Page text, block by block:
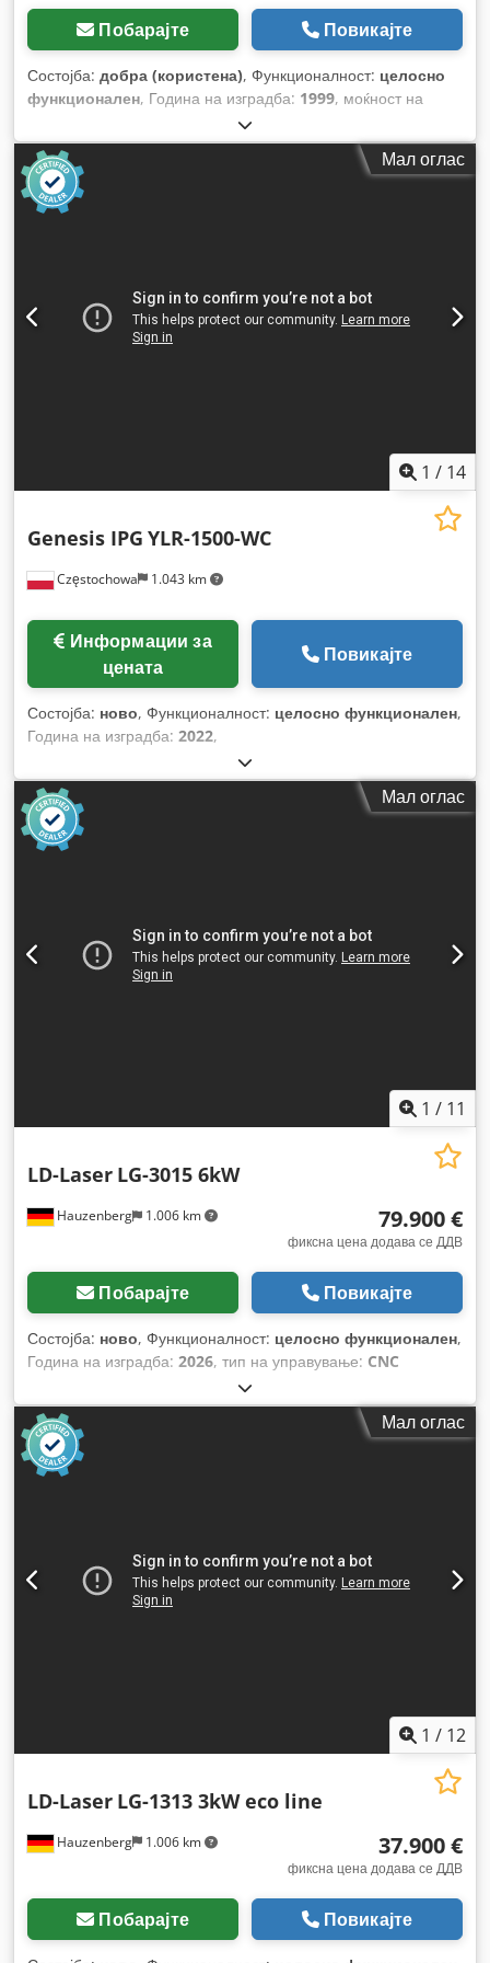
Побарајте Повикајте
Состојба: добра (користена), Функционалност: целосно
функционален, Година на изградба: 1999, моќност на
, макс. дебелина на лим:
максимална дебелина на лим од не'рѓосувачки челик:6 мм,
макс. дебелина на алуминиев лист:
, растојание на
движење на Х-оската:
мм, вкупна тежина:
Мал оглас
1 / 14
Częstochowa 1.043 km
Genesis IPG YLR-1500-WC
цената
Повикајте
Состојба: ново, Функционалност: целосно функционален,
Година на изградба: 2022,
Мал оглас
1 / 11
Hauzenberg 1.006 km
LD-Laser LG-3015 6kW
79.900 €
фиксна цена додава се ДДВ
Побарајте Повикајте
Состојба: ново, Функционалност: целосно функционален,
Година на изградба: 2026, тип на управување: CNC
, степен на автоматизација:
на активирање:електричен, тип на ласер:влакнест
ласер, произведувач на ласерски извори: MAX Photonics,
моќност на ласерот:
1.080 nm
растојание на движење на Х-оската:3.000 мм, движење по
оската Y:1.500 мм , растојание на движење Z-оска:120 мм ,
400 V
централизирана система за подмачкување,
Мал оглас
1 / 12
Hauzenberg 1.006 km
LD-Laser LG-1313 3kW eco line
37.900 €
фиксна цена додава се ДДВ
Побарајте Повикајте